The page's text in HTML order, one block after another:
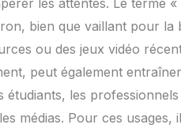
les attentes. Le terme
bien que vaillant pour
ou des jeux vidéo
peut également
étudiants, les
médias. Pour ces